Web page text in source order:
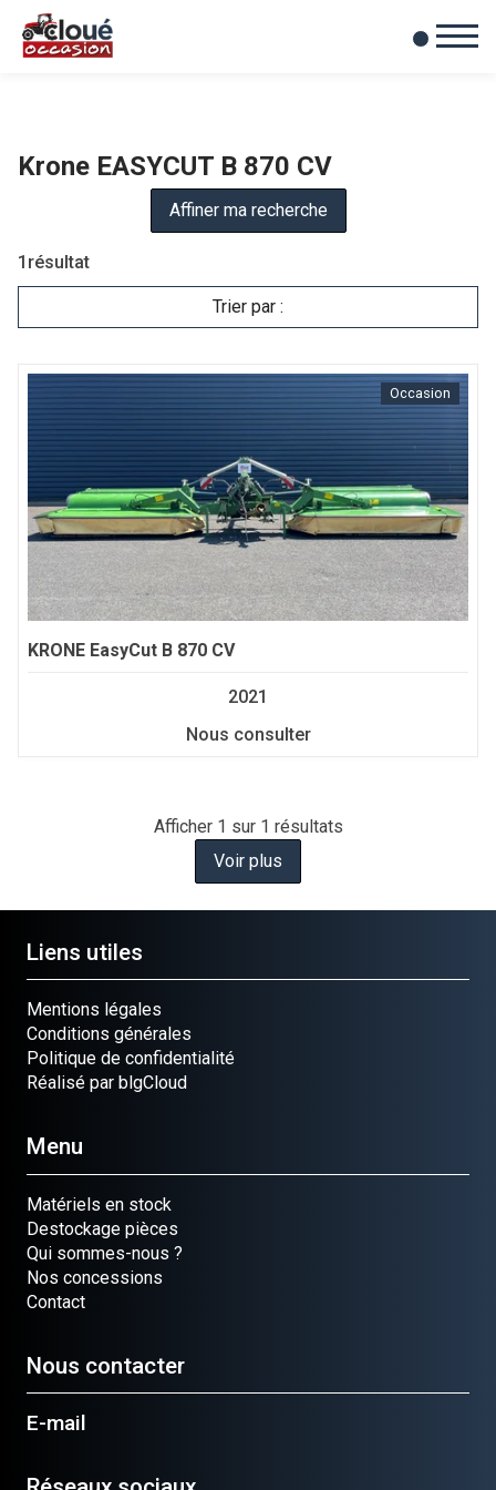
Mes favoris
0
Krone EASYCUT B 870 CV
1 résultat
Trier par :
Affiner ma recherche
Occasion
KRONE EasyCut B 870 CV
2021
Nous consulter
Afficher 1 sur 1 résultats
Voir plus
Liens utiles
Mentions légales
Conditions générales
Politique de confidentialité
Réalisé par blgCloud
Menu
Matériels en stock
Destockage pièces
Qui sommes-nous ?
Nos concessions
Contact
Nous contacter
E-mail